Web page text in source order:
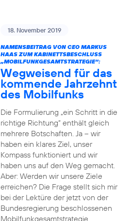
18. November 2019
NAMENSBEITRAG VON CEO MARKUS
HAAS ZUM KABINETTSBESCHLUSS
„MOBILFUNKGESAMTSTRATEGIE“:
Wegweisend für das
kommende Jahrzehnt
des Mobilfunks
Die Formulierung „ein Schritt in die
richtige Richtung“ enthält gleich
mehrere Botschaften. Ja – wir
haben ein klares Ziel, unser
Kompass funktioniert und wir
haben uns auf den Weg gemacht.
Aber: Werden wir unsere Ziele
erreichen? Die Frage stellt sich mir
bei der Lektüre der jetzt von der
Bundesregierung beschlossenen
Mobilfunkgesamtstrategie.